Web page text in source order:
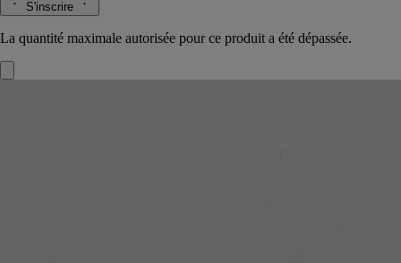
S'inscrire
La quantité maximale autorisée pour ce produit a été dépassée.